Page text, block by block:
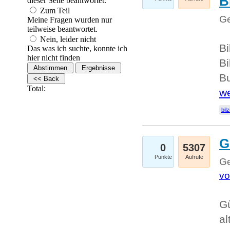
Zum Teil
Meine Fragen wurden nur
teilweise beantwortet.
Nein, leider nicht
Das was ich suchte, konnte ich
hier nicht finden
Total:
0
Punkte
5307
Aufrufe